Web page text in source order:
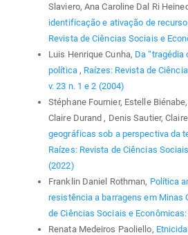
Slaviero, Ana Caroline Dal Ri
identificação e ativação de
Revista de Ciências Sociais e
Luis Henrique Cunha, Da “tragédia
política , Raízes: Revista de
v. 23 n. 1 e 2 (2004)
Stéphane Fournier, Estelle
Claire Durand , Denis Sautier,
geográficas sob a perspectiva da
Raízes: Revista de Ciências
(2022)
Franklin Daniel Rothman, Política
resistência a barragens em Minas
de Ciências Sociais e Econômicas:
Renata Medeiros Paoliello,